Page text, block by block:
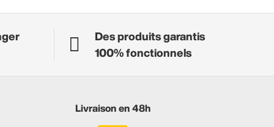
Des produits garantis
100% fonctionnels
Livraison en 48h